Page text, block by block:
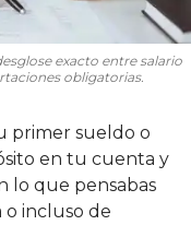
exacto entre salario
obligatorias.
primer sueldo o
en tu cuenta y
lo que pensabas
o incluso de